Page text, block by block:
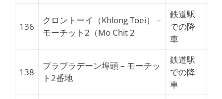
136
クロントーイ（Khlong Toei） –
モーチット2（Mo Chit 2
鉄道駅
での降
車
138
プラプラデーン埠頭 – モーチッ
ト2番地
鉄道駅
での降
車